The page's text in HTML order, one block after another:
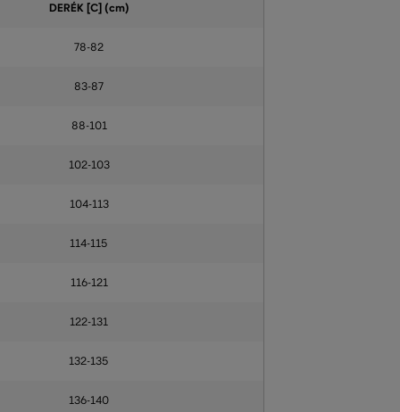
DERÉK [C] (cm)
78-82
83-87
88-101
102-103
104-113
114-115
116-121
122-131
132-135
136-140